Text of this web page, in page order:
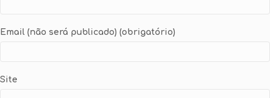
Email (não será publicado) (obrigatório)
Site